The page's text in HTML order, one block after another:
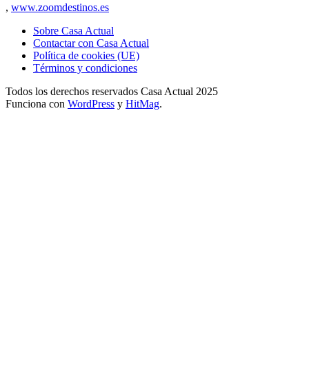
, www.zoomdestinos.es
Sobre Casa Actual
Contactar con Casa Actual
Política de cookies (UE)
Términos y condiciones
Todos los derechos reservados Casa Actual 2025
Funciona con WordPress y HitMag.